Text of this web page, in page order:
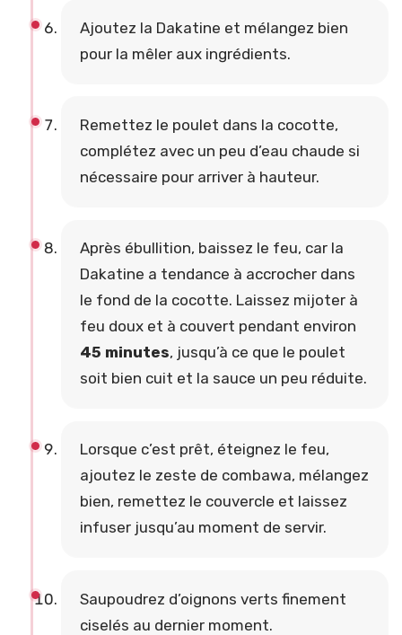
Ajoutez la Dakatine et mélangez bien
pour la mêler aux ingrédients.
Remettez le poulet dans la cocotte,
complétez avec un peu d’eau chaude si
nécessaire pour arriver à hauteur.
Après ébullition, baissez le feu, car la
Dakatine a tendance à accrocher dans
le fond de la cocotte. Laissez mijoter à
feu doux et à couvert pendant environ
45 minutes, jusqu’à ce que le poulet
soit bien cuit et la sauce un peu réduite.
Lorsque c’est prêt, éteignez le feu,
ajoutez le zeste de combawa, mélangez
bien, remettez le couvercle et laissez
infuser jusqu’au moment de servir.
Saupoudrez d’oignons verts finement
ciselés au dernier moment.